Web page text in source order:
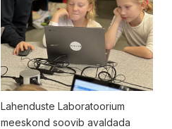
Lahenduste Laboratoorium
meeskond soovib avaldada